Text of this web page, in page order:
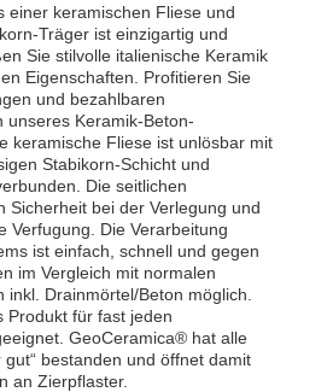
einer keramischen Fliese und
Träger ist einzigartig und
Sie stilvolle italienische Keramik
Eigenschaften. Profitieren Sie
und bezahlbaren
unseres Keramik-Beton-
keramische Fliese ist unlösbar mit
Stabikorn-Schicht und
Die seitlichen
Sicherheit bei der Verlegung und
Verfugung. Die Verarbeitung
ist einfach, schnell und gegen
im Vergleich mit normalen
inkl. Drainmörtel/Beton möglich.
Produkt für fast jeden
GeoCeramica® hat alle
gut“ bestanden und öffnet damit
an Zierpflaster.